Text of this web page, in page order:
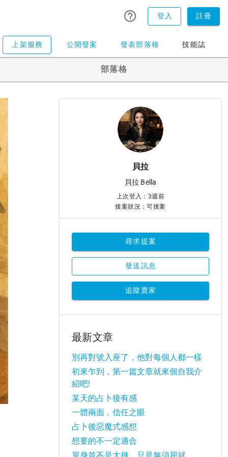
登入 註冊
上架服務 公開發案 發表部落格 技能誌
部落格
貝拉
貝拉 Bella
上次登入：3週前
接案狀況：可接案
尋求提案
發送訊息
追蹤賣家
最新文章
別再對號入座了，他對每個人都一樣
初來乍到，第一篇文章就來個自我介
紹吧!
某天的占卜後有感
一體兩面．信任之眼
占卜後惡魔式感想
想要的不一定適合